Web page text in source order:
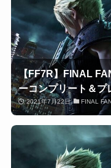
【FF7R】FINAL
ーコンプリート＆プ
2021年7月22日 FINAL